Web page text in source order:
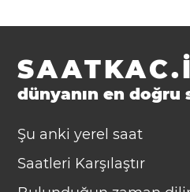
dünyanın en doğru
Şu anki yerel saat
Saatleri Karşılaştır